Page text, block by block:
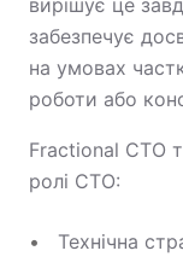
вирішує це
забезпечує
на умовах
роботи або
Fractional CTO
ролі CTO:
Технічна